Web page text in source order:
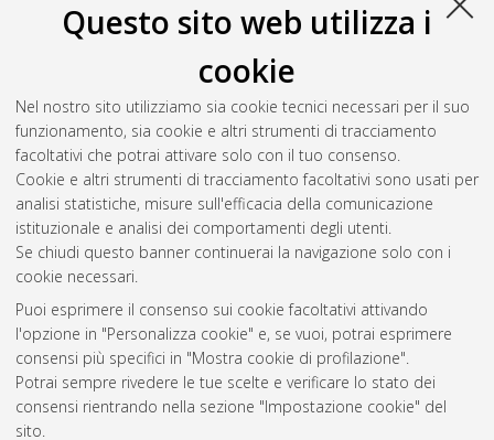
Questo sito web utilizza i
cookie
Nel nostro sito utilizziamo sia cookie tecnici necessari per il suo
funzionamento, sia cookie e altri strumenti di tracciamento
facoltativi che potrai attivare solo con il tuo consenso.
Cookie e altri strumenti di tracciamento facoltativi sono usati per
analisi statistiche, misure sull'efficacia della comunicazione
istituzionale e analisi dei comportamenti degli utenti.
Se chiudi questo banner continuerai la navigazione solo con i
cookie necessari.
Puoi esprimere il consenso sui cookie facoltativi attivando
l'opzione in "Personalizza cookie" e, se vuoi, potrai esprimere
consensi più specifici in "Mostra cookie di profilazione".
Potrai sempre rivedere le tue scelte e verificare lo stato dei
consensi rientrando nella sezione "Impostazione cookie" del
sito.
Salva citazione
Condividi
Il full-text non è disponibile per scelta dell'autore. (
Abstract
Altri metadati
Gestione del documento:
Atom
Rss 1.0
Rss 2.0